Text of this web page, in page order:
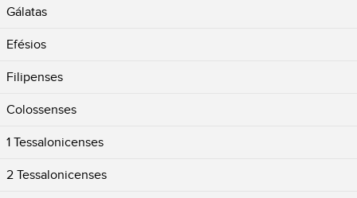
Gálatas
Efésios
Filipenses
Colossenses
1 Tessalonicenses
2 Tessalonicenses